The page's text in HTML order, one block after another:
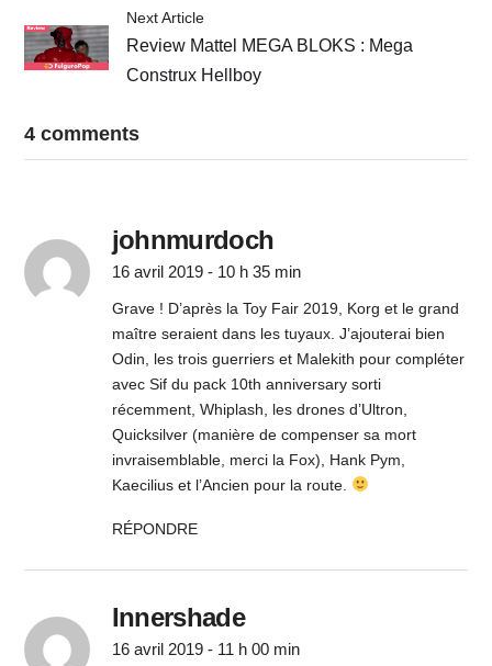
Next Article
Review Mattel MEGA BLOKS : Mega
Construx Hellboy
4 comments
johnmurdoch
16 avril 2019 - 10 h 35 min
Grave ! D’après la Toy Fair 2019, Korg et le grand
maître seraient dans les tuyaux. J’ajouterai bien
Odin, les trois guerriers et Malekith pour compléter
avec Sif du pack 10th anniversary sorti
récemment, Whiplash, les drones d’Ultron,
Quicksilver (manière de compenser sa mort
invraisemblable, merci la Fox), Hank Pym,
Kaecilius et l’Ancien pour la route.
RÉPONDRE
Innershade
16 avril 2019 - 11 h 00 min